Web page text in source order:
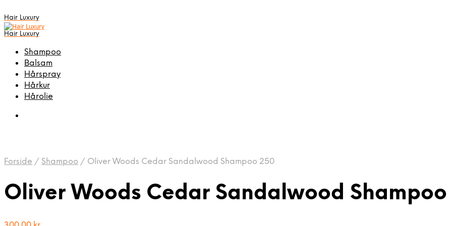
Hair Luxury
Hair Luxury
Shampoo
Balsam
Hårspray
Hårkur
Hårolie
Forside / Shampoo / Oliver Woods Cedar Sandalwood Shampoo 250
Oliver Woods Cedar Sandalwood Shampoo